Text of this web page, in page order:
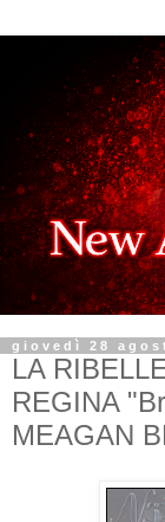
giovedì 28
LA
REGINA
MEAGAN